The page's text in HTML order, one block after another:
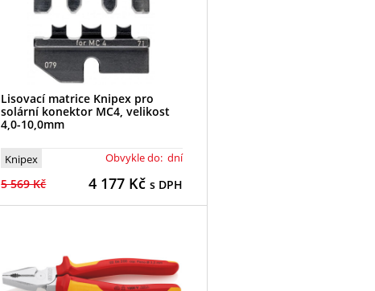
Lisovací matrice Knipex pro
solární konektor MC4, velikost
4,0-10,0mm
Knipex Obvykle do: dní
5 569 Kč 4 177 Kčs DPH